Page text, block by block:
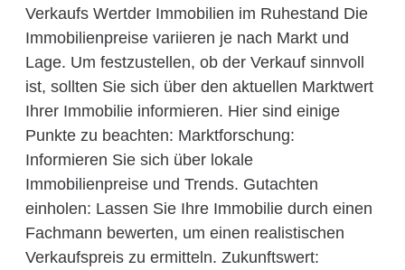
Verkaufs Wertder Immobilien im Ruhestand Die
Immobilienpreise variieren je nach Markt und
Lage. Um festzustellen, ob der Verkauf sinnvoll
ist, sollten Sie sich über den aktuellen Marktwert
Ihrer Immobilie informieren. Hier sind einige
Punkte zu beachten: Marktforschung:
Informieren Sie sich über lokale
Immobilienpreise und Trends. Gutachten
einholen: Lassen Sie Ihre Immobilie durch einen
Fachmann bewerten, um einen realistischen
Verkaufspreis zu ermitteln. Zukunftswert: